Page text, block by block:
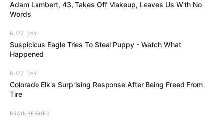
Adam Lambert, 43, Takes Off Makeup, Leaves Us With No
Words
BUZZ DAY
Suspicious Eagle Tries To Steal Puppy - Watch What
Happened
BUZZ DAY
Colorado Elk's Surprising Response After Being Freed From
Tire
BRAINBERRIES